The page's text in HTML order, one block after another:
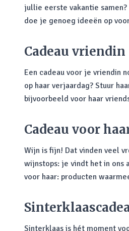
jullie eerste vakantie
doe je genoeg ideeën op
Cadeau vriendin
Een cadeau voor je vriendin
op haar verjaardag? Stuur
bijvoorbeeld voor haar
Cadeau voor
Wijn is fijn! Dat vinden veel
wijnstops: je vindt het in ons
voor haar: producten
Sinterklaas is hét moment